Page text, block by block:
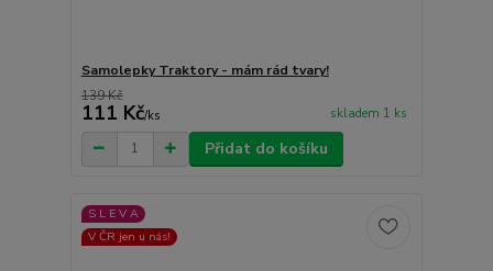
Samolepky Traktory - mám rád tvary!
139 Kč
111 Kč/ks skladem 1 ks
Přidat do košíku
S L E V A
V ČR jen u nás!